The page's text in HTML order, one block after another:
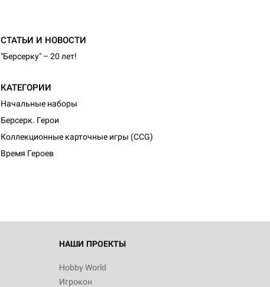
СТАТЬИ И НОВОСТИ
"Берсерку" – 20 лет!
КАТЕГОРИИ
Начальные наборы
Берсерк. Герои
Коллекционные карточные игры (CCG)
Время Героев
НАШИ ПРОЕКТЫ
Hobby World
Игрокон